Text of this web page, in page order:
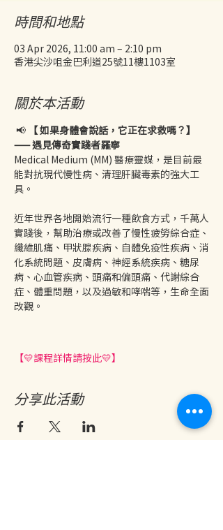
時間和地點
03 Apr 2026, 11:00 am – 2:10 pm
香港尖沙咀金巴利道25號11樓1103室
關於本活動
📢 【 如果身體會說話，它正在求救嗎？】
—— 遇見傳奇實踐者羅寧
Medical Medium (MM) 醫療靈媒，是目前最
能對抗現代慢性病、清理肝臟毒素的強大工
具。
近年世界各地開始流行一種飲食方式，千萬人
實踐後，幫助治療或改善了慢性疲勞綜合症、
纖維肌痛、甲狀腺疾病、自體免疫性疾病、消
化系統問題、皮膚病、神經系統疾病、糖尿
病、心血管疾病、頭痛和偏頭痛、代謝綜合
症、體重問題，以及過敏和哮喘等，生命全面
改觀。
【💛課程詳情請按此💛】
分享此活動